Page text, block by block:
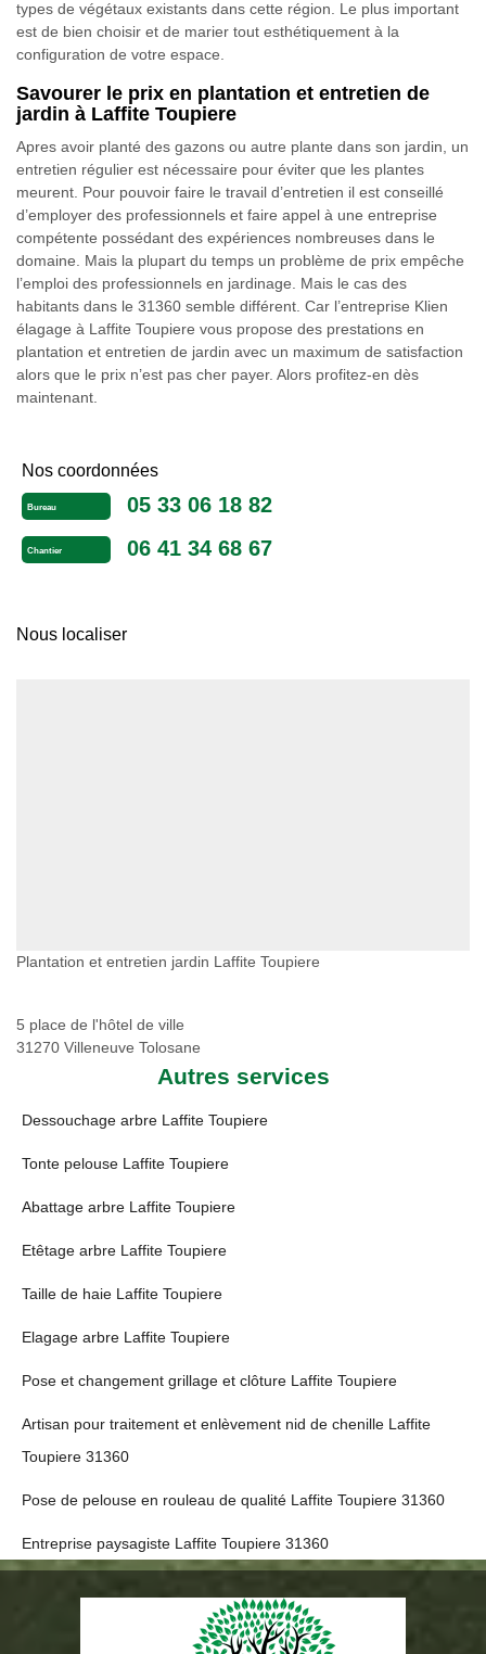
types de végétaux existants dans cette région. Le plus important
est de bien choisir et de marier tout esthétiquement à la
configuration de votre espace.
Savourer le prix en plantation et entretien de
jardin à Laffite Toupiere
Apres avoir planté des gazons ou autre plante dans son jardin, un
entretien régulier est nécessaire pour éviter que les plantes
meurent. Pour pouvoir faire le travail d’entretien il est conseillé
d’employer des professionnels et faire appel à une entreprise
compétente possédant des expériences nombreuses dans le
domaine. Mais la plupart du temps un problème de prix empêche
l’emploi des professionnels en jardinage. Mais le cas des
habitants dans le 31360 semble différent. Car l’entreprise Klien
élagage à Laffite Toupiere vous propose des prestations en
plantation et entretien de jardin avec un maximum de satisfaction
alors que le prix n’est pas cher payer. Alors profitez-en dès
maintenant.
Nos coordonnées
Bureau 05 33 06 18 82
Chantier 06 41 34 68 67
Nous localiser
Plantation et entretien jardin Laffite Toupiere
5 place de l'hôtel de ville
31270 Villeneuve Tolosane
Autres services
Dessouchage arbre Laffite Toupiere
Tonte pelouse Laffite Toupiere
Abattage arbre Laffite Toupiere
Etêtage arbre Laffite Toupiere
Taille de haie Laffite Toupiere
Elagage arbre Laffite Toupiere
Pose et changement grillage et clôture Laffite Toupiere
Artisan pour traitement et enlèvement nid de chenille Laffite
Toupiere 31360
Pose de pelouse en rouleau de qualité Laffite Toupiere 31360
Entreprise paysagiste Laffite Toupiere 31360